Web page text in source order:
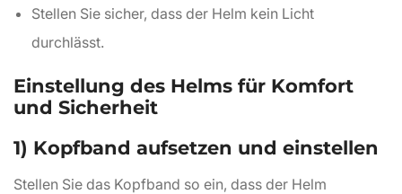
Stellen Sie sicher, dass der Helm kein Licht
durchlässt.
Einstellung des Helms für Komfort
und Sicherheit
1) Kopfband aufsetzen und einstellen
Stellen Sie das Kopfband so ein, dass der Helm